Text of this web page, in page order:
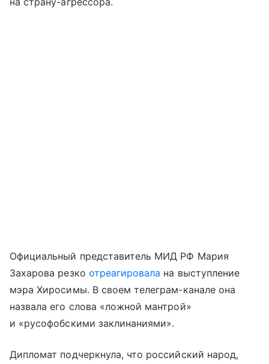
Официальный представитель МИД РФ Мария
Захарова резко отреагировала на выступление
мэра Хиросимы. В своем телеграм-канале она
назвала его слова «ложной мантрой»
и «русофобскими заклинаниями».
Дипломат подчеркнула, что российский народ,